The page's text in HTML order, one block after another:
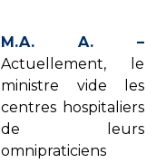
M.A. A. –
Actuellement, le
ministre vide les
centres hospitaliers
de leurs
omnipraticiens